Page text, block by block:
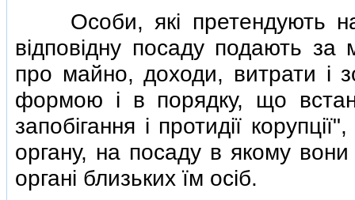
Особи, якi претендують на
вiдповiдну посаду подають за
про майно, доходи, витрати i
формою i в порядку, що
запобiгання i протидiї
органу, на посаду в якому
органi близьких їм осiб.